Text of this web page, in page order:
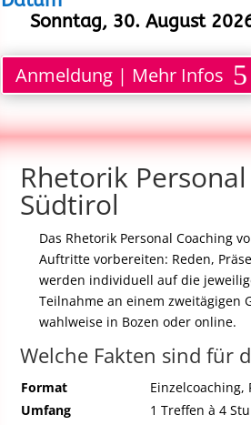
Sonntag, 30. August
Anmeldung | Mehr Infos
Rhetorik
Südtirol
Das Rhetorik Personal Coaching
Auftritte vorbereiten: Reden,
werden individuell auf die
Teilnahme an einem zweitägigen
wahlweise in Bozen oder online.
Welche Fakten sind für
Format
Einzelcoaching,
Umfang
1 Treffen à 4